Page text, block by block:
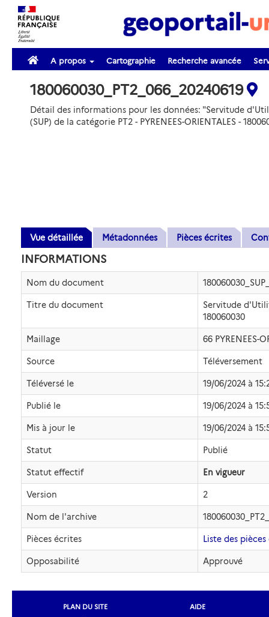
A propos Cartographie Recherche avancée
180060030_PT2_066_20240619
Détail des informations pour les données: "Servitude
(SUP) de la catégorie PT2 - PYRENEES-ORIENTALES -
Vue détaillée Métadonnées Pièces écrites
INFORMATIONS
Nom du document
Titre du document
Servitude
180060030
Maillage 66 PYRENEES-
Source Téléversement
Téléversé le 19/06/2024 à
Publié le 19/06/2024 à
Mis à jour le 19/06/2024 à
Statut Publié
Statut effectif En vigueur
Version 2
Nom de l'archive
Pièces écrites Liste des
Opposabilité Approuvé
PLAN DU SITE
AIDE